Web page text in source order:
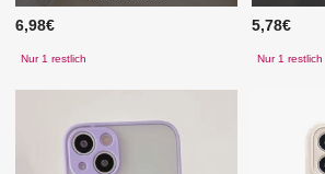
6,98€
Nur 1 restlich
5,78€
Nur 1 restlich